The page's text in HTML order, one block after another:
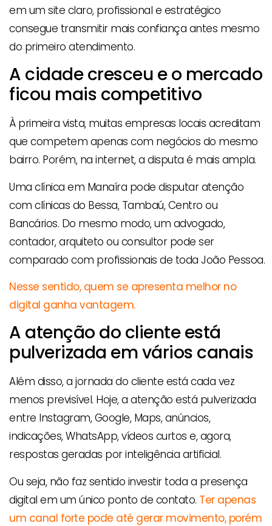
em um site claro, profissional e estratégico
consegue transmitir mais confiança antes mesmo
do primeiro atendimento.
A cidade cresceu e o mercado
ficou mais competitivo
À primeira vista, muitas empresas locais acreditam
que competem apenas com negócios do mesmo
bairro. Porém, na internet, a disputa é mais ampla.
Uma clínica em Manaíra pode disputar atenção
com clínicas do Bessa, Tambaú, Centro ou
Bancários. Do mesmo modo, um advogado,
contador, arquiteto ou consultor pode ser
comparado com profissionais de toda João Pessoa.
Nesse sentido, quem se apresenta melhor no
digital ganha vantagem.
A atenção do cliente está
pulverizada em vários canais
Além disso, a jornada do cliente está cada vez
menos previsível. Hoje, a atenção está pulverizada
entre Instagram, Google, Maps, anúncios,
indicações, WhatsApp, vídeos curtos e, agora,
respostas geradas por inteligência artificial.
Ou seja, não faz sentido investir toda a presença
digital em um único ponto de contato. Ter apenas
um canal forte pode até gerar movimento, porém